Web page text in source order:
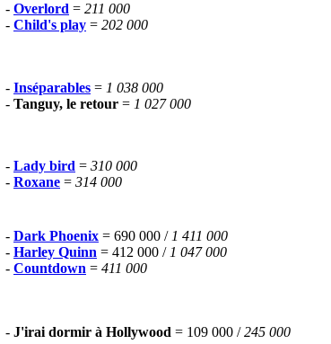
- Overlord = 211 000
- Child's play = 202 000
- Inséparables = 1 038 000
- Tanguy, le retour = 1 027 000
- Lady bird = 310 000
- Roxane = 314 000
- Dark Phoenix = 690 000 / 1 411 000
- Harley Quinn = 412 000 / 1 047 000
- Countdown = 411 000
- J'irai dormir à Hollywood = 109 000 /245 000